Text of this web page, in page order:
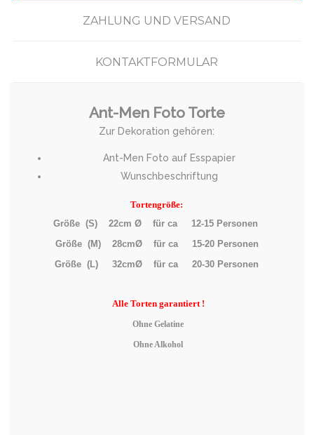
ZAHLUNG UND VERSAND
KONTAKTFORMULAR
Ant-Men Foto Torte
Zur Dekoration gehören:
Ant-Men Foto auf Esspapier
Wunschbeschriftung
Tortengröße:
Größe (S) 22cm Ø für ca 12-15 Personen
Größe (M) 28cmØ für ca 15-20 Personen
Größe (L) 32cmØ für ca 20-30 Personen
AlleTorten garantiert !
Ohne Gelatine
Ohne Alkohol